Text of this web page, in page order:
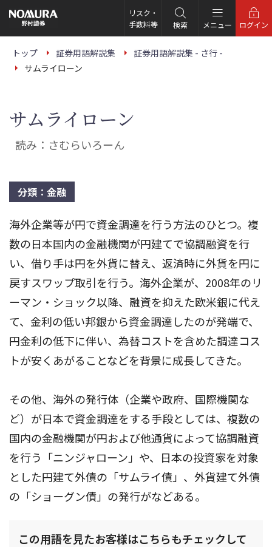
の
ー
リスク・
手数料等
検索 メニュー ログイン
トップ 証券用語解説集
証券用語解説集 - さ行 -
サムライローン
サムライローン
読み：さむらいろーん
分類：金融
海外企業等が円で資金調達を行う方法のひとつ。複
数の日本国内の金融機関が円建てで協調融資を行
い、借り手は円を外貨に替え、返済時に外貨を円に
戻すスワップ取引を行う。海外企業が、2008年のリ
ーマン・ショック以降、融資を抑えた欧米銀に代え
て、金利の低い邦銀から資金調達したのが発端で、
円金利の低下に伴い、為替コストを含めた調達コス
トが安くあがることなどを背景に成長してきた。
その他、海外の発行体（企業や政府、国際機関な
ど）が日本で資金調達をする手段としては、複数の
国内の金融機関が円および他通貨によって協調融資
を行う「ニンジャローン」や、日本の投資家を対象
とした円建て外債の「サムライ債」、外貨建て外債
の「ショーグン債」の発行がなどある。
この用語を見たお客様はこちらもチェックして